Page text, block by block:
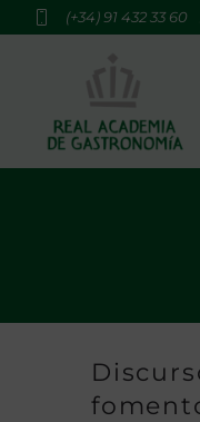
(+34) 91 432 33 60